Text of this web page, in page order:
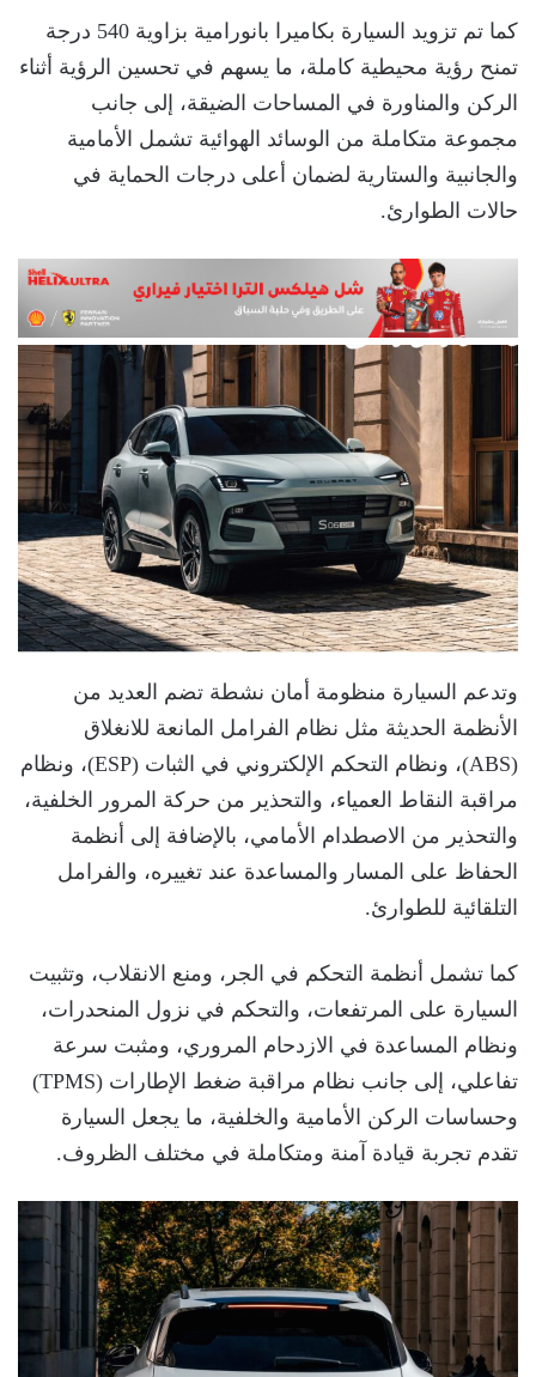
كما تم تزويد السيارة بكاميرا بانورامية بزاوية 540 درجة
تمنح رؤية محيطية كاملة، ما يسهم في تحسين الرؤية أثناء
الركن والمناورة في المساحات الضيقة، إلى جانب
مجموعة متكاملة من الوسائد الهوائية تشمل الأمامية
والجانبية والستارية لضمان أعلى درجات الحماية في
حالات الطوارئ.
وتدعم السيارة منظومة أمان نشطة تضم العديد من
الأنظمة الحديثة مثل نظام الفرامل المانعة للانغلاق
(ABS)، ونظام التحكم الإلكتروني في الثبات (ESP)، ونظام
مراقبة النقاط العمياء، والتحذير من حركة المرور الخلفية،
والتحذير من الاصطدام الأمامي، بالإضافة إلى أنظمة
الحفاظ على المسار والمساعدة عند تغييره، والفرامل
التلقائية للطوارئ.
كما تشمل أنظمة التحكم في الجر، ومنع الانقلاب، وتثبيت
السيارة على المرتفعات، والتحكم في نزول المنحدرات،
ونظام المساعدة في الازدحام المروري، ومثبت سرعة
تفاعلي، إلى جانب نظام مراقبة ضغط الإطارات (TPMS)
وحساسات الركن الأمامية والخلفية، ما يجعل السيارة
تقدم تجربة قيادة آمنة ومتكاملة في مختلف الظروف.